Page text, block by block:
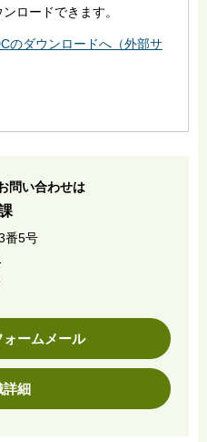
ロードできます。
のダウンロードへ（外部サ
問い合わせは
番5号
ォームメール
詳細